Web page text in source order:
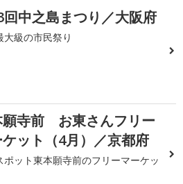
回中之島まつり／大阪府
大級の市民祭り
願寺前 お東さんフリー
ット（4月）／京都府
ポット東本願寺前のフリーマーケッ